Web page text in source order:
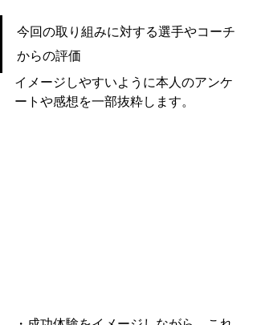
今回の取り組みに対する選手やコーチ
からの評価
イメージしやすいように本人のアンケ
ートや感想を一部抜粋します。